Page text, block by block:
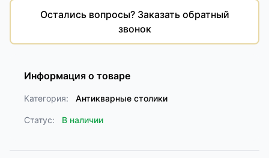
Остались вопросы? Заказать обратный
звонок
Информация о товаре
Категория: Антикварные столики
Статус: В наличии